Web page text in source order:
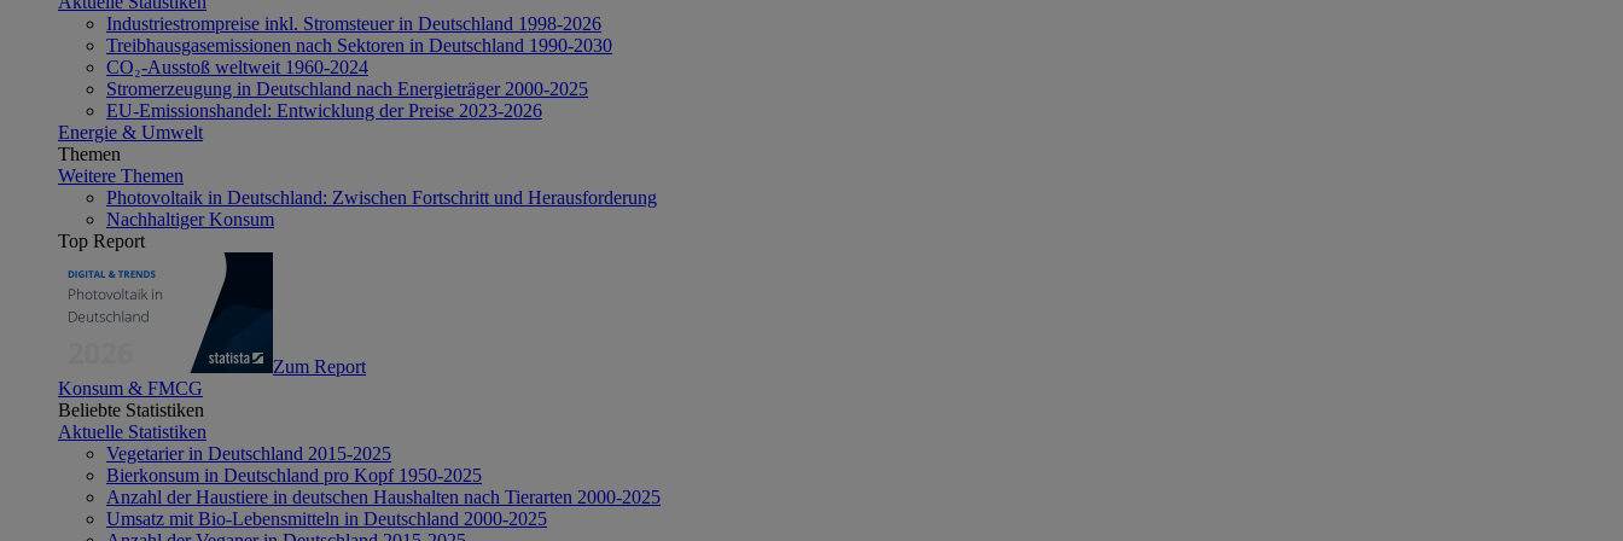
Industriestrompreise inkl. Stromsteuer in Deutschland 1998-2026
Treibhausgasemissionen nach Sektoren in Deutschland 1990-2030
CO₂-Ausstoß weltweit 1960-2024
Stromerzeugung in Deutschland nach Energieträger 2000-2025
EU-Emissionshandel: Entwicklung der Preise 2023-2026
Energie & Umwelt
Themen
Weitere Themen
Photovoltaik in Deutschland: Zwischen Fortschritt und Herausforderung
Nachhaltiger Konsum
Top Report
Zum Report
Konsum & FMCG
Beliebte Statistiken
Aktuelle Statistiken
Vegetarier in Deutschland 2015-2025
Bierkonsum in Deutschland pro Kopf 1950-2025
Anzahl der Haustiere in deutschen Haushalten nach Tierarten 2000-2025
Umsatz mit Bio-Lebensmitteln in Deutschland 2000-2025